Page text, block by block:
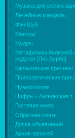
Музыка для
Лечебные мандалы
Фэн Шуй
Мантры
Мудры
Mетафизика болезней
недугов [Лиз Бурбо]
Кармические причины
Психологические прич...
Нумерология
Цифры - Ангельская т...
Гостевая книга
Обратная связь
Доска объявлений
Архив записей